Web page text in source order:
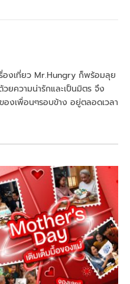
รื่องเที่ยว Mr.Hungry ก็พร้อมลุย
ยความน่ารักและเป็นมิตร จึง
องเพื่อนๆรอบข้าง อยู่ตลอดเวลา